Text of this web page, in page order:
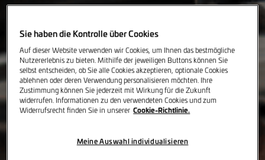
Sie haben die Kontrolle über Cookies
Auf dieser Website verwenden wir Cookies, um Ihnen das bestmögliche
Nutzererlebnis zu bieten. Mithilfe der jeweiligen Buttons können Sie
selbst entscheiden, ob Sie alle Cookies akzeptieren, optionale Cookies
ablehnen oder deren Verwendung personalisieren möchten. Ihre
Zustimmung können Sie jederzeit mit Wirkung für die Zukunft
widerrufen. Informationen zu den verwendeten Cookies und zum
Widerrufsrecht finden Sie in unserer Cookie-Richtlinie.
Meine Auswahl individualisieren